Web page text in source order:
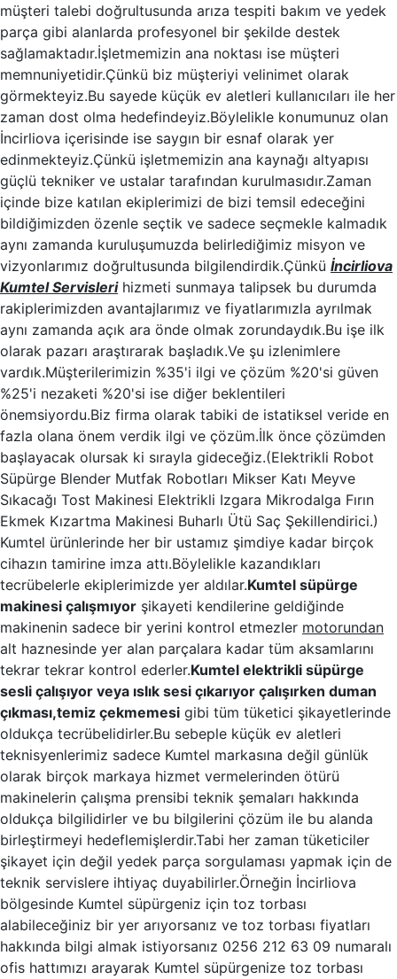
müşteri talebi doğrultusunda arıza tespiti bakım ve yedek
parça gibi alanlarda profesyonel bir şekilde destek
sağlamaktadır.İşletmemizin ana noktası ise müşteri
memnuniyetidir.Çünkü biz müşteriyi velinimet olarak
görmekteyiz.Bu sayede küçük ev aletleri kullanıcıları ile her
zaman dost olma hedefindeyiz.Böylelikle konumunuz olan
İncirliova içerisinde ise saygın bir esnaf olarak yer
edinmekteyiz.Çünkü işletmemizin ana kaynağı altyapısı
güçlü tekniker ve ustalar tarafından kurulmasıdır.Zaman
içinde bize katılan ekiplerimizi de bizi temsil edeceğini
bildiğimizden özenle seçtik ve sadece seçmekle kalmadık
aynı zamanda kuruluşumuzda belirlediğimiz misyon ve
vizyonlarımız doğrultusunda bilgilendirdik.Çünkü İncirliova
Kumtel Servislerihizmeti sunmaya talipsek bu durumda
rakiplerimizden avantajlarımız ve fiyatlarımızla ayrılmak
aynı zamanda açık ara önde olmak zorundaydık.Bu işe ilk
olarak pazarı araştırarak başladık.Ve şu izlenimlere
vardık.Müşterilerimizin %35'i ilgi ve çözüm %20'si güven
%25'i nezaketi %20'si ise diğer beklentileri
önemsiyordu.Biz firma olarak tabiki de istatiksel veride en
fazla olana önem verdik ilgi ve çözüm.İlk önce çözümden
başlayacak olursak ki sırayla gideceğiz.(Elektrikli Robot
Süpürge Blender Mutfak Robotları Mikser Katı Meyve
Sıkacağı Tost Makinesi Elektrikli Izgara Mikrodalga Fırın
Ekmek Kızartma Makinesi Buharlı Ütü Saç Şekillendirici.)
Kumtel ürünlerinde her bir ustamız şimdiye kadar birçok
cihazın tamirine imza attı.Böylelikle kazandıkları
tecrübelerle ekiplerimizde yer aldılar.Kumtel süpürge
makinesi çalışmıyor şikayeti kendilerine geldiğinde
makinenin sadece bir yerini kontrol etmezler motorundan
alt haznesinde yer alan parçalara kadar tüm aksamlarını
tekrar tekrar kontrol ederler.Kumtel elektrikli süpürge
sesli çalışıyor veya ıslık sesi çıkarıyor çalışırken duman
çıkması,temiz çekmemesi gibi tüm tüketici şikayetlerinde
oldukça tecrübelidirler.Bu sebeple küçük ev aletleri
teknisyenlerimiz sadece Kumtel markasına değil günlük
olarak birçok markaya hizmet vermelerinden ötürü
makinelerin çalışma prensibi teknik şemaları hakkında
oldukça bilgilidirler ve bu bilgilerini çözüm ile bu alanda
birleştirmeyi hedeflemişlerdir.Tabi her zaman tüketiciler
şikayet için değil yedek parça sorgulaması yapmak için de
teknik servislere ihtiyaç duyabilirler.Örneğin İncirliova
bölgesinde Kumtel süpürgeniz için toz torbası
alabileceğiniz bir yer arıyorsanız ve toz torbası fiyatları
hakkında bilgi almak istiyorsanız 0256 212 63 09 numaralı
ofis hattımızı arayarak Kumtel süpürgenize toz torbası